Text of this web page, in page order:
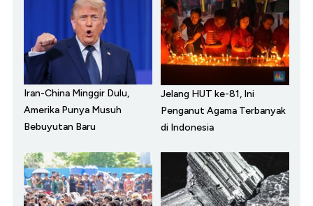
Iran-China Minggir Dulu,
Amerika Punya Musuh
Bebuyutan Baru
Jelang HUT ke-81, Ini
Penganut Agama Terbanyak
di Indonesia